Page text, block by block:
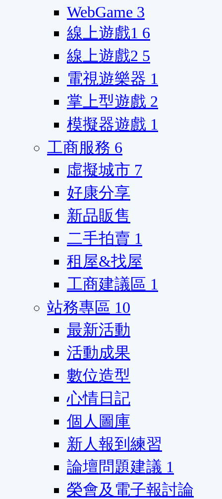
WebGame 3
線上遊戲1 6
線上遊戲2 5
電視遊樂器 1
掌上型遊戲 2
模擬器遊戲 1
工商服務 6
虛擬城市 7
好康分享
新品販售
二手拍賣 1
租屋&找屋
工商建議區 1
站務專區 10
最新活動
活動成果
數位造型
心情日記
個人圖庫
新人報到練習
論壇問題建議 1
榮會及電子報討論